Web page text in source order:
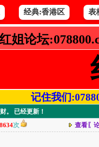
经典:香港区 表
红姐论坛
记住我们
。 已经更新！
次 查看〖